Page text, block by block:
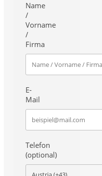
Name
/
Vorname
/
Firma
E-
Mail
Telefon
(optional)